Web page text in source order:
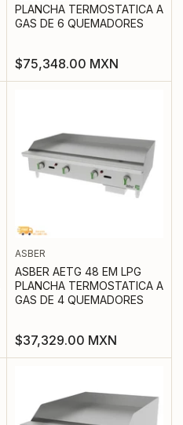
PLANCHA TERMOSTATICA A
GAS DE 6 QUEMADORES
Precio
regular
$75,348.00 MXN
ASBER
ASBER AETG 48 EM LPG
PLANCHA TERMOSTATICA A
GAS DE 4 QUEMADORES
Precio
regular
$37,329.00 MXN